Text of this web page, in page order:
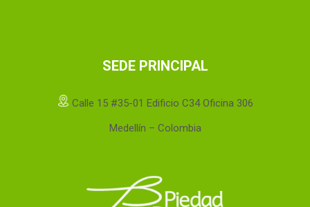
SEDE PRINCIPAL
Calle 15 #35-01 Edificio C34 Oficina 306
Medellín – Colombia